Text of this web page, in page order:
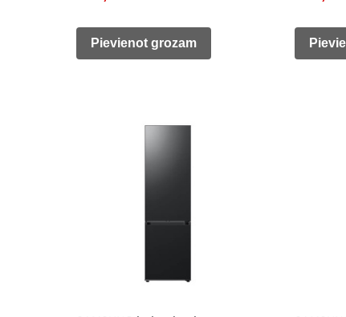
was:
is:
Pievienot grozam
was: